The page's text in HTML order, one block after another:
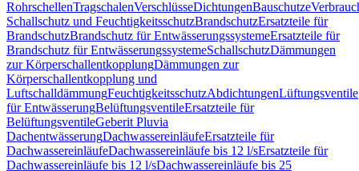
RohrschellenTragschalenVerschlüsseDichtungenBauschutze
Schallschutz und FeuchtigkeitsschutzBrandschutzErsatzteile für
BrandschutzBrandschutz für EntwässerungssystemeErsatzteile für
Brandschutz für EntwässerungssystemeSchallschutzDämmungen
zur KörperschallentkopplungDämmungen zur
Körperschallentkopplung und
LuftschalldämmungFeuchtigkeitsschutzAbdichtungenLüftungsventile
für EntwässerungBelüftungsventileErsatzteile für
BelüftungsventileGeberit Pluvia
DachentwässerungDachwassereinläufeErsatzteile für
DachwassereinläufeDachwassereinläufe bis 12 l/sErsatzteile für
Dachwassereinläufe bis 12 l/sDachwassereinläufe bis 25